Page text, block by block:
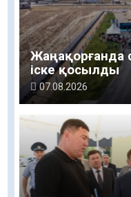
Жаңақорғанда
іске қосылды
07.08.2026